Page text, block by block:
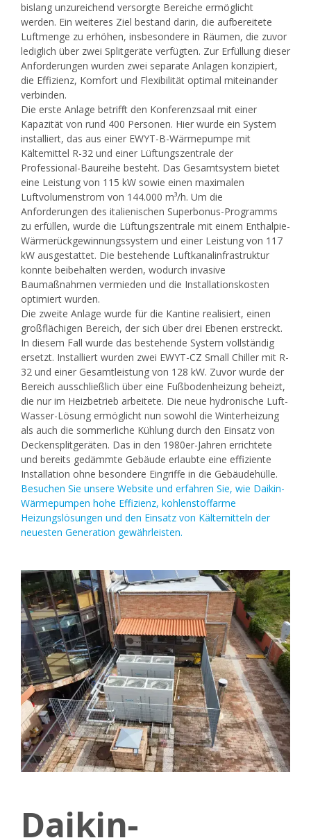
bislang unzureichend versorgte Bereiche ermöglicht
werden. Ein weiteres Ziel bestand darin, die aufbereitete
Luftmenge zu erhöhen, insbesondere in Räumen, die zuvor
lediglich über zwei Splitgeräte verfügten. Zur Erfüllung dieser
Anforderungen wurden zwei separate Anlagen konzipiert,
die Effizienz, Komfort und Flexibilität optimal miteinander
verbinden.
Die erste Anlage betrifft den Konferenzsaal mit einer
Kapazität von rund 400 Personen. Hier wurde ein System
installiert, das aus einer EWYT-B-Wärmepumpe mit
Kältemittel R-32 und einer Lüftungszentrale der
Professional-Baureihe besteht. Das Gesamtsystem bietet
eine Leistung von 115 kW sowie einen maximalen
Luftvolumenstrom von 144.000 m³/h. Um die
Anforderungen des italienischen Superbonus-Programms
zu erfüllen, wurde die Lüftungszentrale mit einem Enthalpie-
Wärmerückgewinnungssystem und einer Leistung von 117
kW ausgestattet. Die bestehende Luftkanalinfrastruktur
konnte beibehalten werden, wodurch invasive
Baumaßnahmen vermieden und die Installationskosten
optimiert wurden.
Die zweite Anlage wurde für die Kantine realisiert, einen
großflächigen Bereich, der sich über drei Ebenen erstreckt.
In diesem Fall wurde das bestehende System vollständig
ersetzt. Installiert wurden zwei EWYT-CZ Small Chiller mit R-
32 und einer Gesamtleistung von 128 kW. Zuvor wurde der
Bereich ausschließlich über eine Fußbodenheizung beheizt,
die nur im Heizbetrieb arbeitete. Die neue hydronische Luft-
Wasser-Lösung ermöglicht nun sowohl die Winterheizung
als auch die sommerliche Kühlung durch den Einsatz von
Deckensplitgeräten. Das in den 1980er-Jahren errichtete
und bereits gedämmte Gebäude erlaubte eine effiziente
Installation ohne besondere Eingriffe in die Gebäudehülle.
Besuchen Sie unsere Website und erfahren Sie, wie Daikin-
Wärmepumpen hohe Effizienz, kohlenstoffarme
Heizungslösungen und den Einsatz von Kältemitteln der
neuesten Generation gewährleisten.
Daikin-